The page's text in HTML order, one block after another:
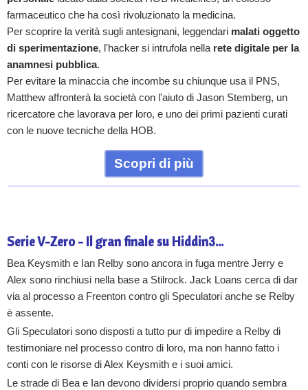
farmaceutico che ha così rivoluzionato la medicina.
Per scoprire la verità sugli antesignani, leggendari malati oggetto
di sperimentazione, l'hacker si intrufola nella rete digitale per la
anamnesi pubblica.
Per evitare la minaccia che incombe su chiunque usa il PNS,
Matthew affronterà la società con l'aiuto di Jason Stemberg, un
ricercatore che lavorava per loro, e uno dei primi pazienti curati
con le nuove tecniche della HOB.
Scopri di più
Serie V-Zero - Il gran finale su Hiddin3...
Bea Keysmith e Ian Relby sono ancora in fuga mentre Jerry e
Alex sono rinchiusi nella base a Stilrock. Jack Loans cerca di dar
via al processo a Freenton contro gli Speculatori anche se Relby
è assente.
Gli Speculatori sono disposti a tutto pur di impedire a Relby di
testimoniare nel processo contro di loro, ma non hanno fatto i
conti con le risorse di Alex Keysmith e i suoi amici.
Le strade di Bea e Ian devono dividersi proprio quando sembra